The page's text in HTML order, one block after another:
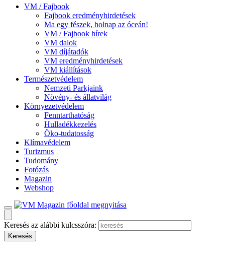
VM / Fajbook
Fajbook eredményhirdetések
Ma egy fészek, holnap az óceán!
VM / Fajbook hírek
VM dalok
VM díjátadók
VM eredményhirdetések
VM kiállítások
Természetvédelem
Nemzeti Parkjaink
Növény- és állatvilág
Környezetvédelem
Fenntarthatóság
Hulladékkezelés
Öko-tudatosság
Klímavédelem
Turizmus
Tudomány
Fotózás
Magazin
Webshop
Keresés az alábbi kulcsszóra: